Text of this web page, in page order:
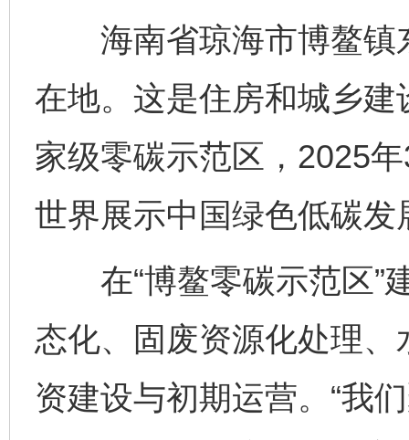
海南省琼海市博鳌镇
在地。这是住房和城乡
家级零碳示范区，2025
世界展示中国绿色低碳
在“博鳌零碳示范区”
态化、固废资源化处理
资建设与初期运营。“我